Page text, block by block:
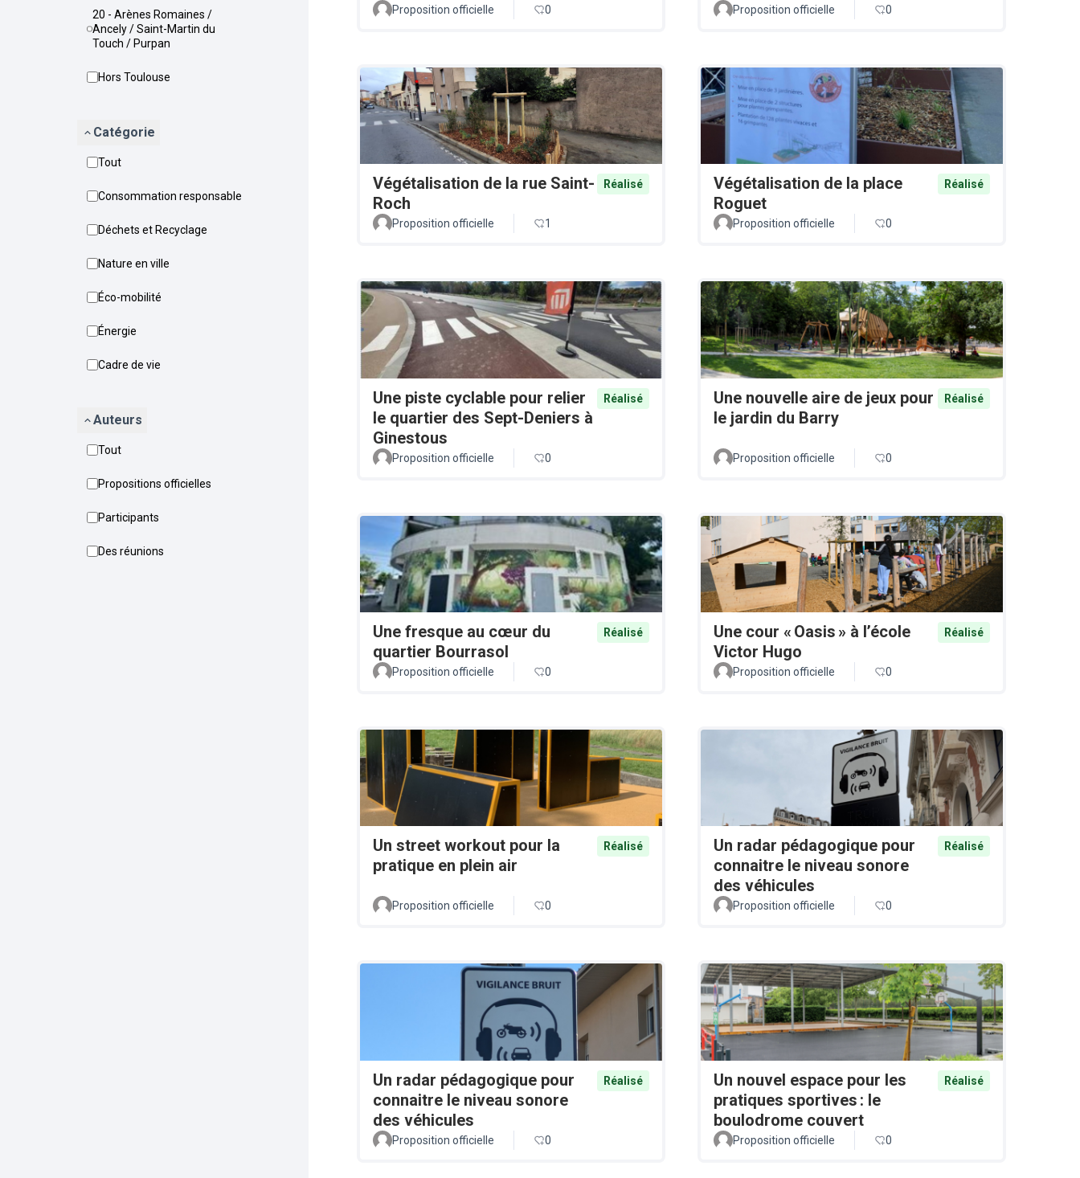
20 - Arènes Romaines /
Ancely / Saint-Martin du
Touch / Purpan
Hors Toulouse
Catégorie
Tout
Consommation responsable
Déchets et Recyclage
Nature en ville
Éco-mobilité
Énergie
Cadre de vie
Auteurs
Tout
Propositions officielles
Participants
Des réunions
Proposition officielle 0 Proposition officielle 0
Végétalisation de la rue Saint-
Roch
Réalisé
Proposition officielle 1
Végétalisation de la place
Roguet
Réalisé
Proposition officielle 0
Une piste cyclable pour relier
le quartier des Sept-Deniers à
Ginestous
Réalisé
Proposition officielle 0
Une nouvelle aire de jeux pour
le jardin du Barry
Réalisé
Proposition officielle 0
Une fresque au cœur du
quartier Bourrasol
Réalisé
Proposition officielle 0
Une cour « Oasis » à l’école
Victor Hugo
Réalisé
Proposition officielle 0
Un street workout pour la
pratique en plein air
Réalisé
Proposition officielle 0
Un radar pédagogique pour
connaitre le niveau sonore
des véhicules
Réalisé
Proposition officielle 0
Un radar pédagogique pour
connaitre le niveau sonore
des véhicules
Réalisé
Proposition officielle 0
Un nouvel espace pour les
pratiques sportives : le
boulodrome couvert
Réalisé
Proposition officielle 0